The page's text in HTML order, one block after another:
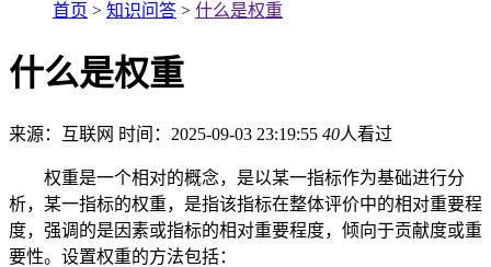
首页 > 知识问答 > 什么是权重
什么是权重
来源：互联网 时间：2025-09-03 23:19:55 40人看过
权重是一个相对的概念，是以某一指标作为基础进行分
析，某一指标的权重，是指该指标在整体评价中的相对重要程
度，强调的是因素或指标的相对重要程度，倾向于贡献度或重
要性。设置权重的方法包括：